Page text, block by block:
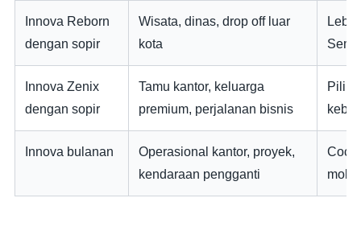
Innova Reborn
dengan sopir
Wisata, dinas, drop off luar
kota
Innova Zenix
dengan sopir
Tamu kantor, keluarga
premium, perjalanan bisnis
Innova bulanan
Operasional kantor, proyek,
kendaraan pengganti